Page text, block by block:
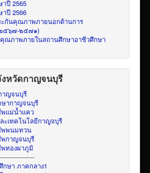
ปี 2565
ปี 2566
ะกันคุณภาพภายนอกด้านการ
๕๖๗-๒๕๗๑)
คุณภาพภายในสถานศึกษาอาชีวศึกษา
หวัดกาญจนบุรี
าญจนบุรี
ษากาญจนบุรี
พแม่น้ำแคว
ะเทคโนโลยีกาญจบุรี
พพนมทวน
พกาญจนบุรี
ทองผาภูมิ
กษา ภาคกลาง1